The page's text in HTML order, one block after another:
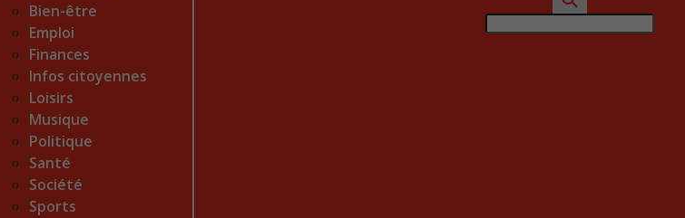
Bien-être
Emploi
Finances
Infos citoyennes
Loisirs
Musique
Politique
Santé
Société
Sports